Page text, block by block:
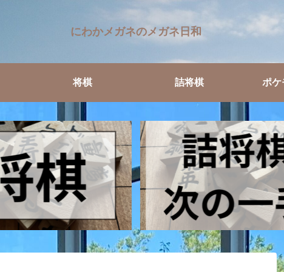
にわかメガネのメガネ日和
将棋 詰将棋 ポケ